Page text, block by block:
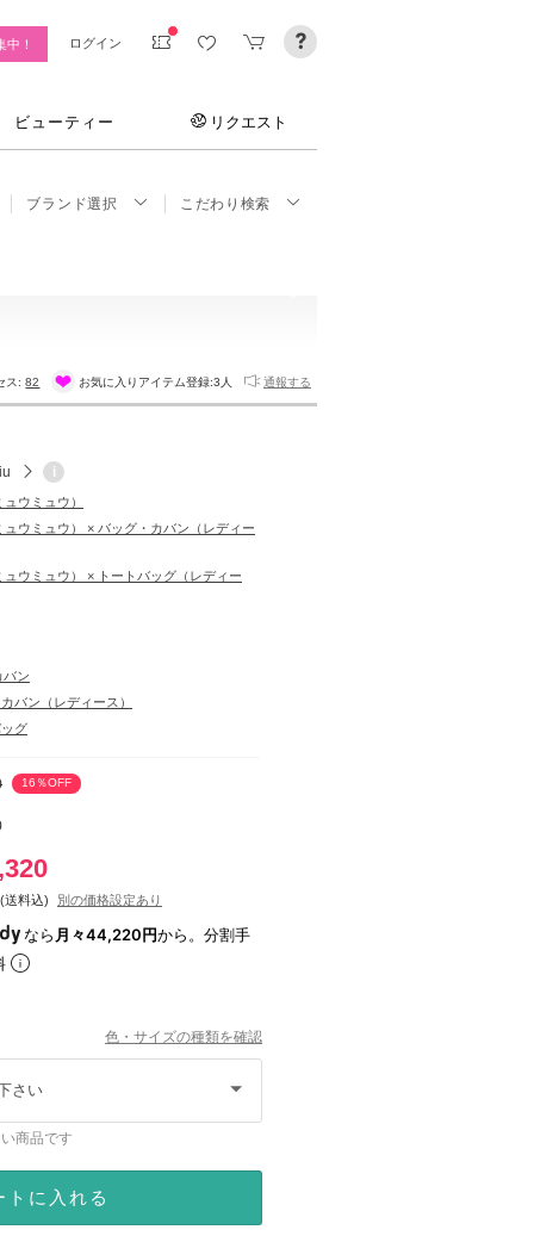
中！ ログイン
ビューティー リクエスト
ブランド選択 こだわり検索
ス:82 お気に入りアイテム登録:3人 通報する
i
ウミュウ）
ュウミュウ） × バッグ・カバン（レディー
ュウミュウ） × トートバッグ（レディー
バン
バン（レディース）
ッグ
16％OFF
送料込) 別の価格設定あり
なら 月々44,220円から。分割手
色・サイズの種類を確認
さい
商品です
トに入れる